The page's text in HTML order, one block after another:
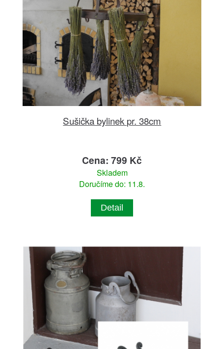
Sušička bylinek pr. 38cm
Cena: 799 Kč
Skladem
Doručíme do: 11.8.
Detail